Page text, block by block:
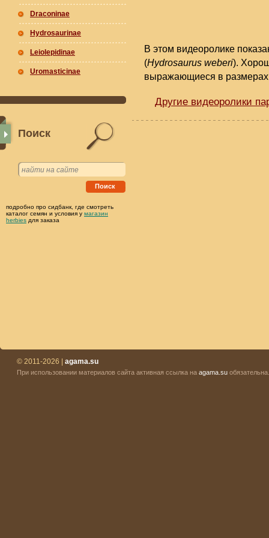
Draconinae
Hydrosaurinae
Leiolepidinae
Uromasticinae
Поиск
Поиск
подробно про сидбанк, где смотреть
каталог семян и условия у магазин
herbies для заказа
В этом видеоролике
(Hydrosaurus weberi).
выражающиеся в
Другие видеоролики
© 2011-2026 | agama.su
При использовании материалов сайта активная ссылка на agama.su обязательна.